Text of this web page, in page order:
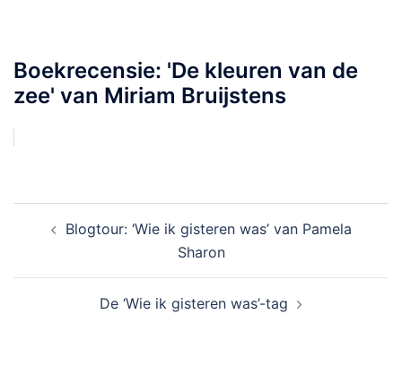
Boekrecensie: 'De kleuren van de
zee' van Miriam Bruijstens
navigatieBlogtour: ‘Wie ik gisteren was’ van Pamela
Sharon
De ‘Wie ik gisteren was’-tag